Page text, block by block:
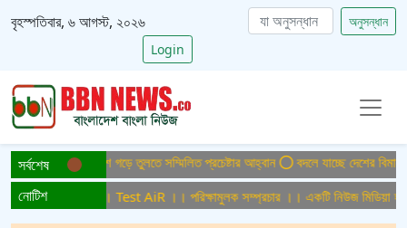
বৃহস্পতিবার, ৬ আগস্ট, ২০২৬
অনুসন্ধান
Login
সর্বশেষবাংলাদেশ গড়ে তুলতে সম্মিলিত প্রচেষ্টার আহ্বান বদলে যাচ্ছে দেশের বিমান ও
নোটিশসম্প্রচার ।। Test AiR ।। পরিক্ষামুলক সম্প্রচার ।। একটি নিউজ মিডিয়া